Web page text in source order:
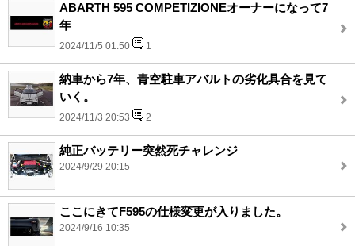
ABARTH 595 COMPETIZIONEオーナーになって7
年
2024/11/5 01:50 1
納車から7年、青空駐車アバルトの劣化具合を見て
いく。
2024/11/3 20:53 2
純正バッテリー突然死チャレンジ
2024/9/29 20:15
ここにきてF595の仕様変更が入りました。
2024/9/16 10:35